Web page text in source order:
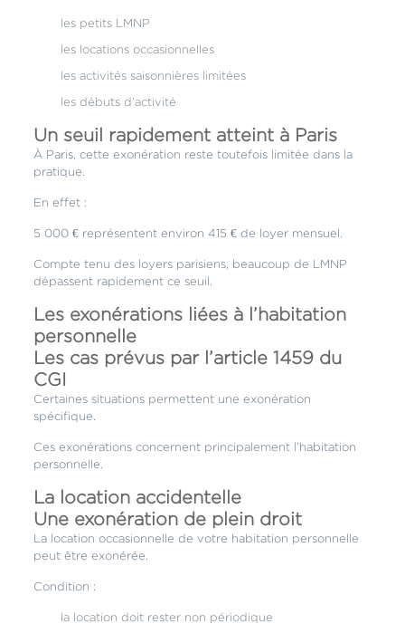
les petits LMNP
les locations occasionnelles
les activités saisonnières limitées
les débuts d’activité
Un seuil rapidement atteint à Paris
À Paris, cette exonération reste toutefois limitée dans la
pratique.
En effet :
5 000 € représentent environ 415 € de loyer mensuel.
Compte tenu des loyers parisiens, beaucoup de LMNP
dépassent rapidement ce seuil.
Les exonérations liées à l’habitation
personnelle
Les cas prévus par l’article 1459 du
CGI
Certaines situations permettent une exonération
spécifique.
Ces exonérations concernent principalement l’habitation
personnelle.
La location accidentelle
Une exonération de plein droit
La location occasionnelle de votre habitation personnelle
peut être exonérée.
Condition :
la location doit rester non périodique